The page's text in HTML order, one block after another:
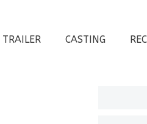
TRAILER CASTING